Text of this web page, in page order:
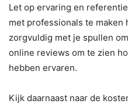
Let op ervaring en
met professionals te maken
zorgvuldig met je spullen
online reviews om te zien
hebben ervaren.
Kijk daarnaast naar de